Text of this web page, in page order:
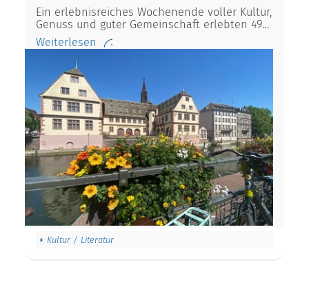
Ein erlebnisreiches Wochenende voller Kultur,
Genuss und guter Gemeinschaft erlebten 49…
Weiterlesen
Kultur / Literatur